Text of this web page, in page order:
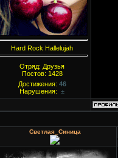
Hard Rock Hallelujah
Отряд: Друзья
Постов: 1428
Достижения: 46
Нарушения: ±
Светлая_Синица